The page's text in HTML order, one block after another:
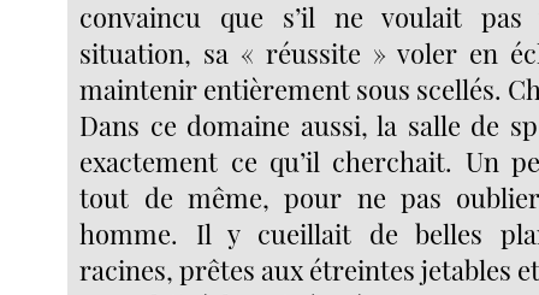
convaincu que s’il ne voulait
situation, sa « réussite » voler en
maintenir entièrement sous scellés.
Dans ce domaine aussi, la salle de
exactement ce qu’il cherchait. Un
tout de même, pour ne pas
homme. Il y cueillait de belles
racines, prêtes aux étreintes jetables